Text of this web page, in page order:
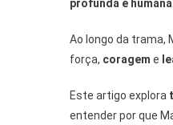
profunda e humana
Ao longo da trama,
força, coragem e
Este artigo explora
entender por que